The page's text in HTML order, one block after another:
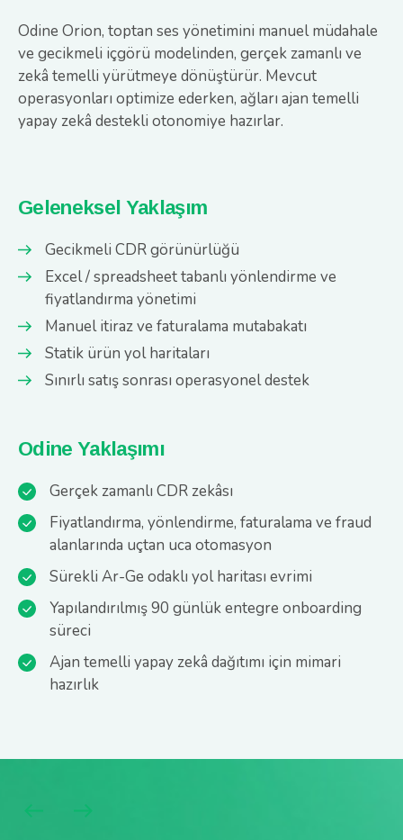
Odine Orion, toptan ses yönetimini manuel müdahale
ve gecikmeli içgörü modelinden, gerçek zamanlı ve
zekâ temelli yürütmeye dönüştürür. Mevcut
operasyonları optimize ederken, ağları ajan temelli
yapay zekâ destekli otonomiye hazırlar.
Geleneksel Yaklaşım
Gecikmeli CDR görünürlüğü
Excel / spreadsheet tabanlı yönlendirme ve
fiyatlandırma yönetimi
Manuel itiraz ve faturalama mutabakatı
Statik ürün yol haritaları
Sınırlı satış sonrası operasyonel destek
Odine Yaklaşımı
Gerçek zamanlı CDR zekâsı
Fiyatlandırma, yönlendirme, faturalama ve fraud
alanlarında uçtan uca otomasyon
Sürekli Ar-Ge odaklı yol haritası evrimi
Yapılandırılmış 90 günlük entegre onboarding
süreci
Ajan temelli yapay zekâ dağıtımı için mimari
hazırlık